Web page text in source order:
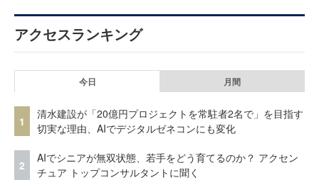
アクセスランキング
今日 月間
1
清水建設が「20億円プロジェクトを常駐者2名で」を目指す
切実な理由、AIでデジタルゼネコンにも変化
2
AIでシニアが無双状態、若手をどう育てるのか？ アクセン
チュア トップコンサルタントに聞く